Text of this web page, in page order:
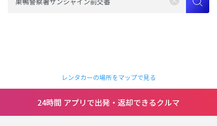
レンタカーの場所をマップで見る
24時間 アプリで出発・返却できるクルマ